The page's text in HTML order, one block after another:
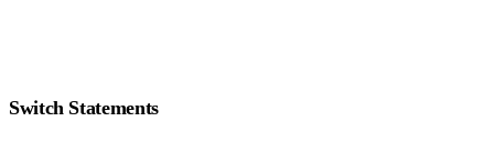
Switch Statements